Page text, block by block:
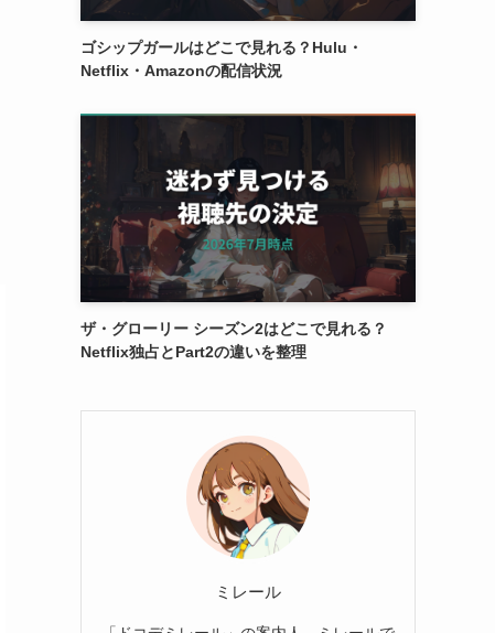
ゴシップガールはどこで見れる？Hulu・
Netflix・Amazonの配信状況
ザ・グローリー シーズン2はどこで見れる？
Netflix独占とPart2の違いを整理
ミレール